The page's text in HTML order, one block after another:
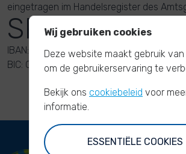
eingetragen im Handelsregister des
IBAN: DE15 3016 0213 2100 4130 11
BIC: GENODED1DNE
Wij gebruiken cookies
Deze website maakt gebruik
om de gebruikerservaring te
Bekijk ons cookiebeleid voor
informatie.
ESSENTIËLE COOKIES